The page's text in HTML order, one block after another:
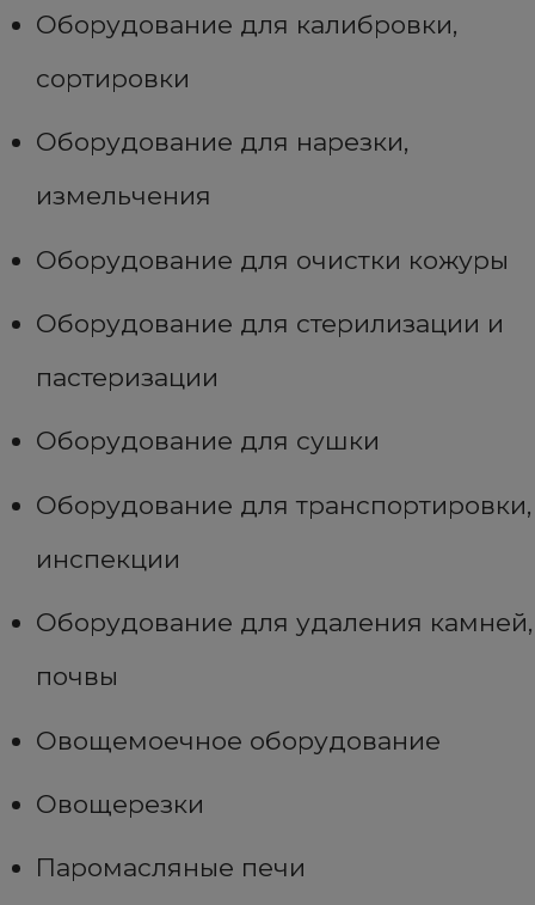
Оборудование для калибровки,
сортировки
Оборудование для нарезки,
измельчения
Оборудование для очистки кожуры
Оборудование для стерилизации и
пастеризации
Оборудование для сушки
Оборудование для транспортировки,
инспекции
Оборудование для удаления камней,
почвы
Овощемоечное оборудование
Овощерезки
Паромасляные печи